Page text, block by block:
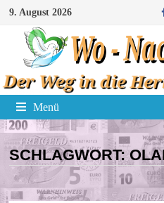
Zum
Inhalt
springen
9. August 2026
Menü
SCHLAGWORT: